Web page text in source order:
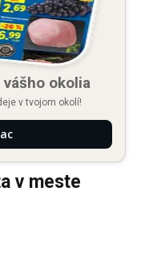
okolia
v tvojom okolí!
v meste